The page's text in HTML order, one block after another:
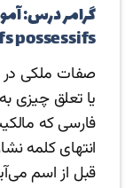
possessifs)
صفات ملکی در
یا تعلق چیزی
فارسی که
انتهای کلمه
قبل از اسم